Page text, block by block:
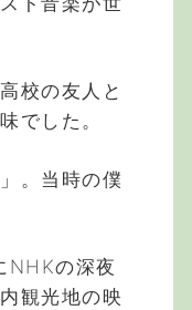
校の友人と
でした。
。当時の僕
NHKの深夜
観光地の映